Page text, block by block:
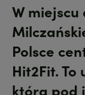
W miejscu
Polsce
Hit2Fit.
która pod